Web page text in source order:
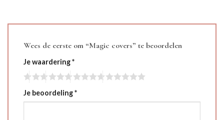
Wees de eerste om “Magic covers” te beoordelen
Je waardering*
Je beoordeling*